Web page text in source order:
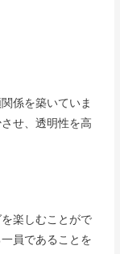
係を築いていま
せ、透明性を高
楽しむことがで
員であることを